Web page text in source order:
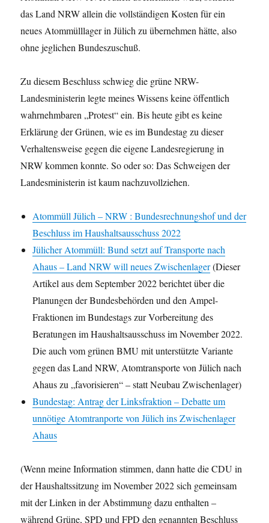
das Land NRW allein die vollständigen Kosten für ein
neues Atommülllager in Jülich zu übernehmen hätte, also
ohne jeglichen Bundeszuschuß.
Zu diesem Beschluss schwieg die grüne NRW-
Landesministerin legte meines Wissens keine öffentlich
wahrnehmbaren „Protest“ ein. Bis heute gibt es keine
Erklärung der Grünen, wie es im Bundestag zu dieser
Verhaltensweise gegen die eigene Landesregierung in
NRW kommen konnte. So oder so: Das Schweigen der
Landesministerin ist kaum nachzuvollziehen.
Atommüll Jülich – NRW : Bundesrechnungshof und der
Beschluss im Haushaltsausschuss 2022
Jülicher Atommüll: Bund setzt auf Transporte nach
Ahaus – Land NRW will neues Zwischenlager(Dieser
Artikel aus dem September 2022 berichtet über die
Planungen der Bundesbehörden und den Ampel-
Fraktionen im Bundestags zur Vorbereitung des
Beratungen im Haushaltsausschuss im November 2022.
Die auch vom grünen BMU mit unterstützte Variante
gegen das Land NRW, Atomtransporte von Jülich nach
Ahaus zu „favorisieren“ – statt Neubau Zwischenlager)
Bundestag: Antrag der Linksfraktion – Debatte um
unnötige Atomtranporte von Jülich ins Zwischenlager
Ahaus
(Wenn meine Information stimmen, dann hatte die CDU in
der Haushaltssitzung im November 2022 sich gemeinsam
mit der Linken in der Abstimmung dazu enthalten –
während Grüne, SPD und FPD den genannten Beschluss